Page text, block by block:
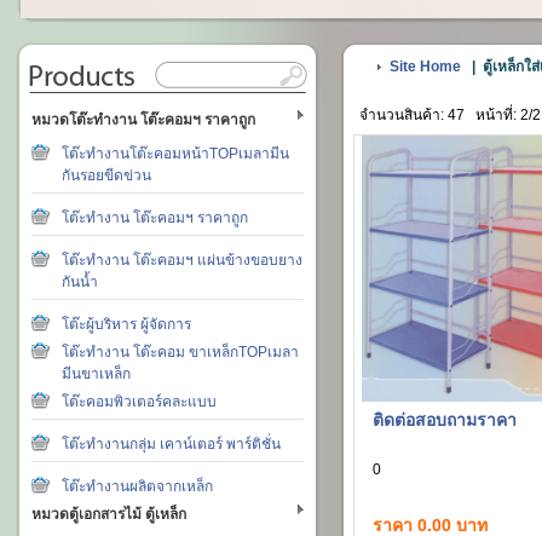
หมวดโต๊ะทำงาน โต๊ะคอมฯ ราคาถูก
โต๊ะทำงานโต๊ะคอมหน้าTOPเมลามีน
กันรอยขีดข่วน
โต๊ะทำงาน โต๊ะคอมฯ ราคาถูก
โต๊ะทำงาน โต๊ะคอมฯ แผ่นข้างขอบยาง
กันน้ำ
โต๊ะผู้บริหาร ผู้จัดการ
โต๊ะทำงาน โต๊ะคอม ขาเหล็กTOPเมลา
มีนขาเหล็ก
โต๊ะคอมพิวเตอร์คละแบบ
โต๊ะทำงานกลุ่ม เคาน์เตอร์ พาร์ติชั่น
โต๊ะทำงานผลิตจากเหล็ก
หมวดตู้เอกสารไม้ ตู้เหล็ก
Site Home ตู้เหล็กใส่
จำนวนสินค้า: 47 หน้าที่: 2/2
ติดต่อสอบถามราคา
0
ราคา 0.00 บาท